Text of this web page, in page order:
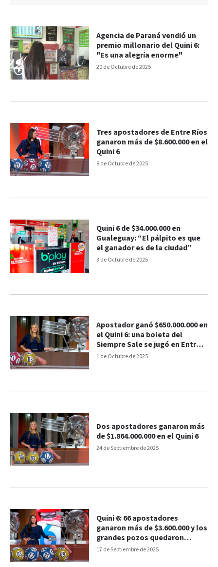
20 de Octubre de 2025
Agencia de Paraná vendió un
premio millonario del Quini 6:
"Es una alegría enorme"
8 de Octubre de 2025
Tres apostadores de Entre Ríos
ganaron más de $8.600.000 en el
Quini 6
3 de Octubre de 2025
Quini 6 de $34.000.000 en
Gualeguay: “El pálpito es que
el ganador es de la ciudad”
1 de Octubre de 2025
Apostador ganó $650.000.000 en
el Quini 6: una boleta del
Siempre Sale se jugó en Entre
Ríos
24 de Septiembre de 2025
Dos apostadores ganaron más
de $1.864.000.000 en el Quini 6
17 de Septiembre de 2025
Quini 6: 66 apostadores
ganaron más de $3.600.000 y los
grandes pozos quedaron
vacantes